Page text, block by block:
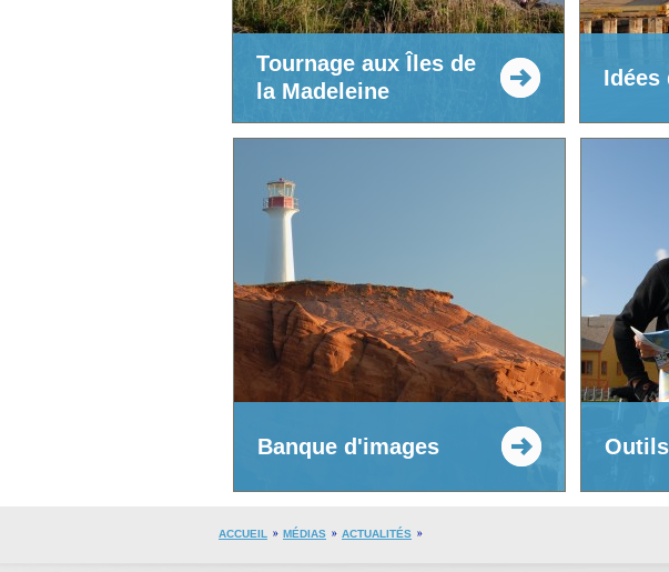
Tournage aux Îles de
la Madeleine
Idées
Banque d'images Outils
ACCUEIL MÉDIAS ACTUALITÉS